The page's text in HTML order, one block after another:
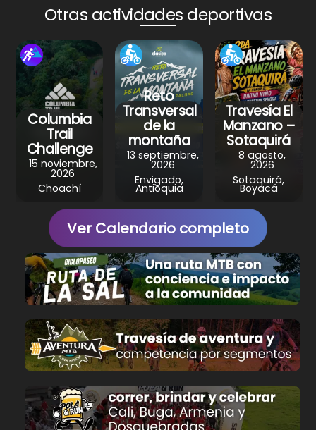
A
p
p
b
o
o
k
st a
m
Otras actividades deportivas
Columbia
Trail
Challenge
15 noviembre,
2026
Choachí
Reto
Transversal
de la
montaña
13 septiembre,
2026
Envigado,
Antioquia
Travesía El
Manzano –
Sotaquirá
8 agosto,
2026
Sotaquirá,
Boyacá
Ver Calendario completo